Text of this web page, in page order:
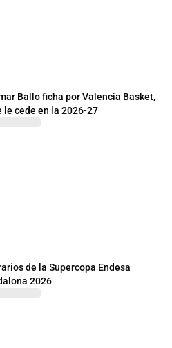
Ballo ficha por Valencia Basket,
le cede en la 2026-27
de la Supercopa Endesa
2026